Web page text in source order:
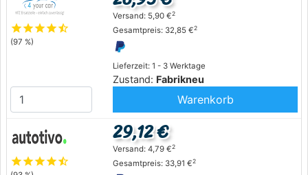
starstarstarstarstar_half
(97 %)
Lieferzeit: 1 - 3 Werktage
Zustand: Fabrikneu
Versand: 5,90 €2
Gesamtpreis: 32,85 €2
Warenkorb
starstarstarstarstar_half
29,12 €
Versand: 4,79 €2
Gesamtpreis: 33,91 €2